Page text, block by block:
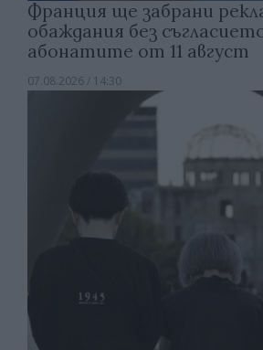
Франция ще забрани
обаждания без
абонатите от 11 август
07.08.2026 / 14:30